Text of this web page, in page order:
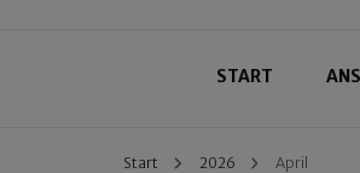
START
Start 2026 April